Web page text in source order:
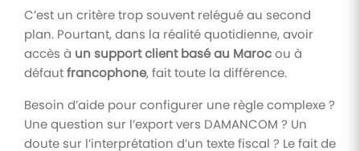
C’est un critère trop souvent relégué au second
plan. Pourtant, dans la réalité quotidienne, avoir
accès à un support client basé au Marocou à
défautfrancophone, fait toute la différence.
Besoin d’aide pour configurer une règle complexe ?
Une question sur l’export vers DAMANCOM ? Un
doute sur l’interprétation d’un texte fiscal ? Le fait de